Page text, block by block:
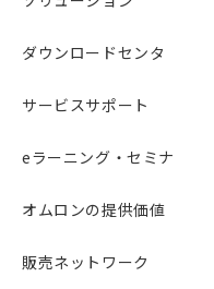
ダウンロードセンタ
サービスサポート
eラーニング・セミナ
オムロンの提供価値
販売ネットワーク